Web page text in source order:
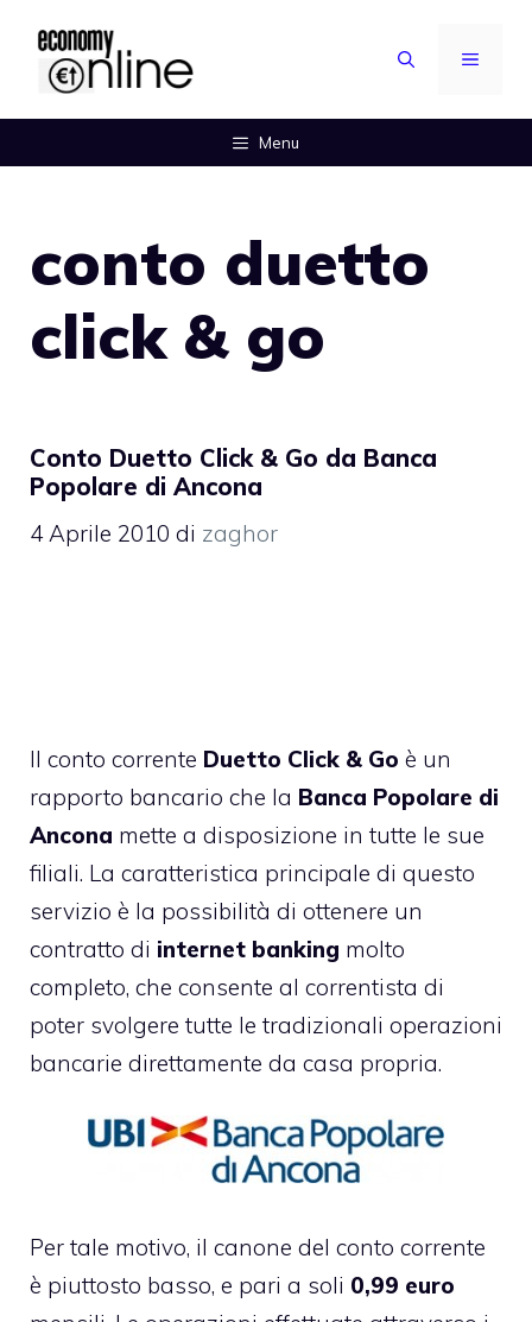
contenuto
MENU
Menu
conto duetto
click & go
Conto Duetto Click & Go da Banca
Popolare di Ancona
4 Aprile 2010 di zaghor
Il conto corrente Duetto Click & Go è un
rapporto bancario che la Banca Popolare di
Ancona mette a disposizione in tutte le sue
filiali. La caratteristica principale di questo
servizio è la possibilità di ottenere un
contratto di internet banking molto
completo, che consente al correntista di
poter svolgere tutte le tradizionali operazioni
bancarie direttamente da casa propria.
Per tale motivo, il canone del conto corrente
è piuttosto basso, e pari a soli 0,99 euro